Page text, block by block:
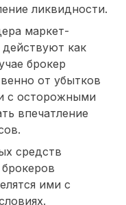
ликвидности.
маркет-
как
брокер
от убытков
с осторожными
впечатление
средств
ими с